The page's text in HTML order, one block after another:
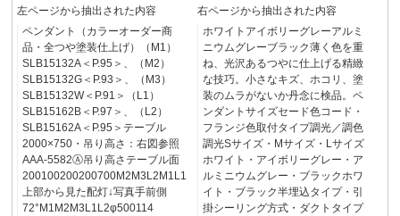
左ページから抽出された内容
ペンダント（カラーオーダー商
品・全つや塗装仕上げ）（M1）
SLB15132A＜P.95＞、（M2）
SLB15132G＜P.93＞、（M3）
SLB15132W＜P.91＞（L1）
SLB15162B＜P.97＞、（L2）
SLB15162A＜P.95＞テーブル
2000×750・吊り高さ：右図参照
AAA-5582Ⓐ吊り高さテーブル面
200100200200700M2M3L2M1L1
上部から見た配灯↓写真手前側
72°M1M2M3L1L2φ500114
右ページから抽出された内容
ホワイトアイボリーグレーアルミ
ニウムグレーブラック薄く色を重
ね、光沢あるつやに仕上げる精緻
な技巧。小さなキズ、ホコリ、塗
装のムラがないか丹念に検品。ペ
ンダントサイズセード色コード・
フランジ色取付タイプ調光／調色
調光Sサイズ・Mサイズ・Lサイズ
ホワイト・アイボリーグレー・ア
ルミニウムグレー・ブラックホワ
イト・ブラック半埋込タイプ・引
掛シーリング方式・ダクトタイプ